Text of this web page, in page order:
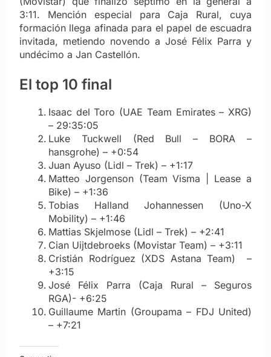
3:11. Mención especial para Caja Rural, cuya
formación llega afinada para el papel de escuadra
invitada, metiendo novendo a José Félix Parra y
undécimo a Jan Castellón.
El top 10 final
Isaac del Toro (UAE Team Emirates – XRG)
– 29:35:05
Luke Tuckwell (Red Bull – BORA –
hansgrohe) – +0:54
Juan Ayuso (Lidl – Trek) – +1:17
Matteo Jorgenson (Team Visma | Lease a
Bike) – +1:36
Tobias Halland Johannessen (Uno-X
Mobility) – +1:46
Mattias Skjelmose (Lidl – Trek) – +2:41
Cian Uijtdebroeks (Movistar Team) – +3:11
Cristián Rodríguez (XDS Astana Team) –
+3:15
José Félix Parra (Caja Rural – Seguros
RGA)- +6:25
Guillaume Martin (Groupama – FDJ United)
– +7:21